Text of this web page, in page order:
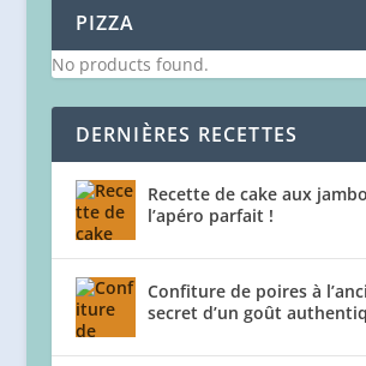
PIZZA
No products found.
DERNIÈRES RECETTES
Recette de cake aux
l’apéro parfait !
Confiture de poires à
secret d’un goût